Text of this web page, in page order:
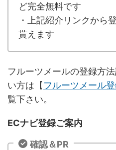
ど完全無料です
・上記紹介リンクから
貰えます
フルーツメールの登録方
い方は【フルーツメール
覧下さい。
ECナビ登録ご案内
確認＆PR